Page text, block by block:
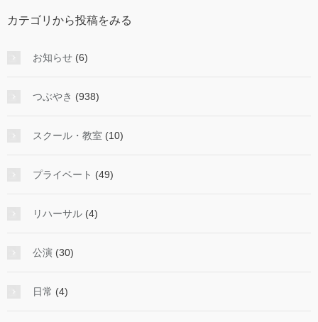
稿
み
カテゴリから投稿をみる
お知らせ (6)
つぶやき (938)
スクール・教室 (10)
プライベート (49)
リハーサル (4)
公演 (30)
日常 (4)